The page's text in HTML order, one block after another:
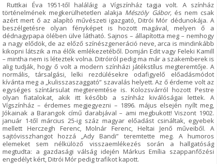
Ruttkai Éva 1951-től haláláig a Vígszínház tagja volt. A színház
történelmének megkerülhetetlen alakja Mészöly Gábor, és nem csak
azért mert ő az alapító művészeti igazgató, Ditrói Mór dédunokája. A
beszélgetésre olyan fényképet is hozott magával, melyen ő a
dédnagypapa ölében ülve látható. Sajnos – állapította meg – nemhogy
a nagy elődök, de az előző színészgeneráció neve, arca is mindinkább
kikopni látszik a ma élők emlékezetéből. Domján Edit vagy Feleki Kamill
– mintha nem is léteztek volna. Ditróiról pedig ma már a szakemberek is
alig tudják, hogy ő volt a modern színházi játékstílus megteremtője. A
normális, társalgási, lelki rezdülésekre odafigyelő előadásmódot
kívánta meg a „kulisszaszaggató” szavalás helyett. Az ő érdeme volt az
egységes színtársulat megteremtése is. Kolozsvárról hozott Pestre
olyan fiatalokat, akik itt később a színház kiválóságai lettek. A
Vígszínház – érdemes megjegyezni – 1896. május elsején nyílt meg,
Jókainak a Barangok című darabjával – ami megbukott! Viszont 1902.
január 1-től március 25-ig száz magyar előadást csináltak, egyebek
mellett Herczegh Ferenc, Molnár Ferenc, Heltai Jenő műveiből. A
sajtóvisszhangot hozzá „Ady Bandi” teremtette meg. A humoros
elemeket sem nélkülöző visszaemlékezés során a hallgatóság
megtudta: a gazdasági válság idején Márkus Emília szappanfőzési
engedélyt kért, Ditrói Mór pedig trafikot kapott.